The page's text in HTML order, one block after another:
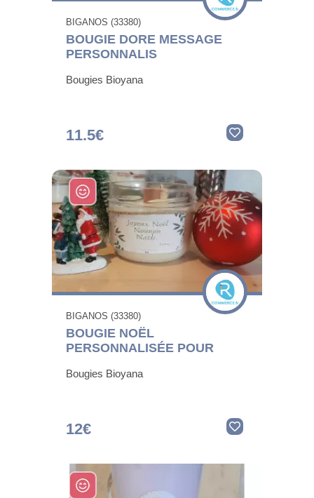
BIGANOS (33380)
BOUGIE DORE MESSAGE
PERSONNALIS
Bougies Bioyana
11.5€
BIGANOS (33380)
BOUGIE NOËL
PERSONNALISÉE POUR
Bougies Bioyana
12€